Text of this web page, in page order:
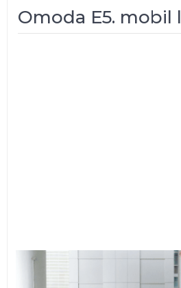
Omoda E5. mobil